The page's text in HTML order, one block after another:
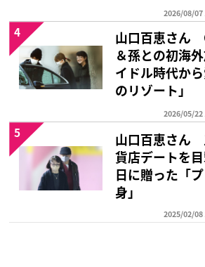
2026/08/07
山口百恵さん
＆孫との初海
イドル時代か
のリゾート」
2026/05/22
4
山口百恵さん
貨店デートを
日に贈った「
身」
2025/02/08
5